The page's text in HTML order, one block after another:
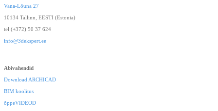
Vana-Lõuna 27
10134 Tallinn, EESTI (Estonia)
tel (+372) 50 37 624
info@3dekspert.ee
Abivahendid
Download ARCHICAD
BIM koolitus
õppeVIDEOD